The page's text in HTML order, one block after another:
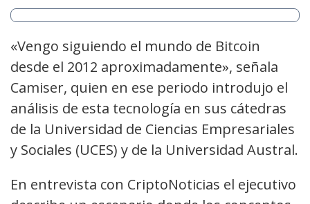
«Vengo siguiendo el mundo de Bitcoin
desde el 2012 aproximadamente», señala
Camiser, quien en ese periodo introdujo el
análisis de esta tecnología en sus cátedras
de la Universidad de Ciencias Empresariales
y Sociales (UCES) y de la Universidad Austral.
En entrevista con CriptoNoticias el ejecutivo